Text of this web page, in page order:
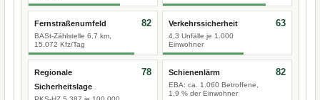
Fernstraßenumfeld
BASt-Zählstelle 6,7 km,
15.072 Kfz/Tag
82 Verkehrssicherheit
4,3 Unfälle je 1.000
Einwohner
63
Regionale
Sicherheitslage
78 Schienenlärm
EBA: ca. 1.060 Betroffene,
1,9 % der Einwohner
82